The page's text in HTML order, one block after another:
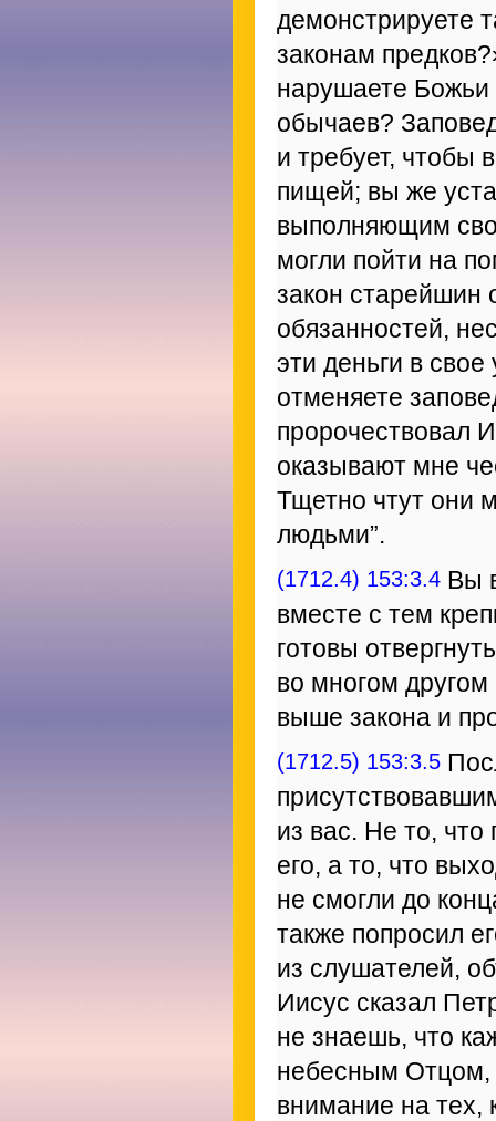
демонстрируете
законам
нарушаете Божьи
обычаев?
и требует, чтобы
пищей; вы же
выполняющим
могли пойти на
закон старейшин
обязанностей,
эти деньги в
отменяете
пророчествовал
оказывают мне
Тщетно чтут они
людьми”.
(1712.4) 153:3.4 Вы
вместе с тем
готовы
во многом
выше закона и
(1712.5) 153:3.5
из вас. Не то, что
его, а то, что
не смогли до
также попросил
из слушателей,
Иисус сказал
не знаешь, что
небесным Отцом,
внимание на тех,